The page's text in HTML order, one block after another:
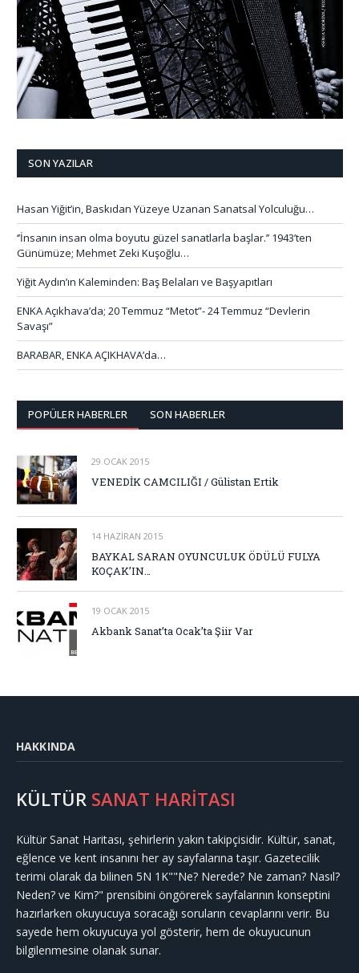
SON YAZILAR
Hasan Yiğit’in, Baskıdan Yüzeye Uzanan Sanatsal Yolculuğu…
‘’İnsanın insan olma boyutu güzel sanatlarla başlar.’’ 1943’ten
Günümüze; Mehmet Zeki Kuşoğlu…
Yiğit Aydın’ın Kaleminden: Baş Belaları ve Başyapıtları
ENKA Açıkhava’da; 20 Temmuz “Metot”- 24 Temmuz “Devlerin
Savaşı”
BARABAR, ENKA AÇIKHAVA’da…
POPÜLER HABERLER SON HABERLER
29 OCAK 2015
VENEDİK CAMCILIĞI / Gülistan Ertik
14 HAZIRAN 2015
BAYKAL SARAN OYUNCULUK ÖDÜLÜ FULYA
KOÇAK’IN…
19 OCAK 2015
Akbank Sanat’ta Ocak’ta Şiir Var
HAKKINDA
KÜLTÜR SANAT HARİTASI
Kültür Sanat Haritası, şehirlerin yakın takipçisidir. Kültür, sanat,
eğlence ve kent insanını her ay sayfalarına taşır. Gazetecilik
terimi olarak da bilinen 5N 1K""Ne? Nerede? Ne zaman? Nasıl?
Neden? ve Kim?" prensibini öngörerek sayfalarının konseptini
hazırlarken okuyucuya soracağı soruların cevaplarını verir. Bu
sayede hem okuyucuya yol gösterir, hem de okuyucunun
bilgilenmesine olanak sunar.